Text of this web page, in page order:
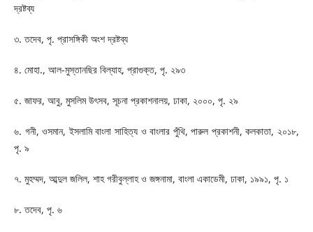
দ্রষ্টব্য
৩. তদেব, পৃ. প্রাসঙ্গিকী অংশ দ্রষ্টব্য
৪. মোহা., আল-মুস্তানছির বিল্যাহ, প্রাগুক্ত, পৃ. ২৯৩
৫. জাফর, আবু, মুসলিম উৎসব, সূচনা প্রকাশনালয়, ঢাকা, ২০০০, পৃ. ২৯
৬. গনী, ওসমান, ইসলামি বাংলা সাহিত্য ও বাংলার পুঁথি, পারুল প্রকাশনী, কলকাতা, ২০১৮,
পৃ. ৯
৭. মুহম্মদ, আব্দুল জলিল, শাহ গরীবুল্লাহ ও জঙ্গনামা, বাংলা একাডেমী, ঢাকা, ১৯৯১, পৃ. ১
৮. তদেব, পৃ. ৬